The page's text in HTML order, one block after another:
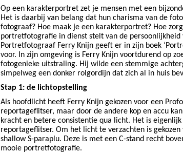
Op een karakterportret zet je mensen met een
Het is daarbij van belang dat hun charisma van de
fotograaf? Hoe maak je een karakterportret? Hoe
portretfotografie in dienst stelt van de
Portretfotograaf Ferry Knijn geeft er in zijn boek
voor. In zijn omgeving is Ferry Knijn voortdurend op
fotogenieke uitstraling. Hij wilde een stemmige
simpelweg een donker rolgordijn dat zich al in huis
Stap 1: de lichtopstelling
Als hoofdlicht heeft Ferry Knijn gekozen voor een
reportageflitser, maar door de andere kop en accu
kracht en betere consistentie qua licht. Het is
reportageflitser. Om het licht te verzachten is
shallow S-paraplu. Deze is met een C-stand recht
mooie portretfotografie.